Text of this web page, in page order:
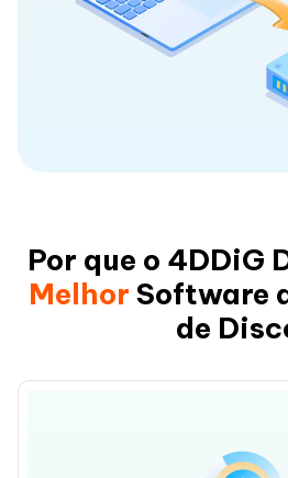
Por que o 4DDiG
Melhor Software
de